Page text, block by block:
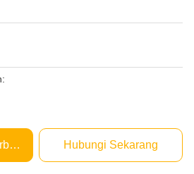
Hubungi Sekarang